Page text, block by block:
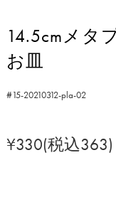
14.5cmメタ
お皿
#15-20210312-pla-02
¥330(税込363)